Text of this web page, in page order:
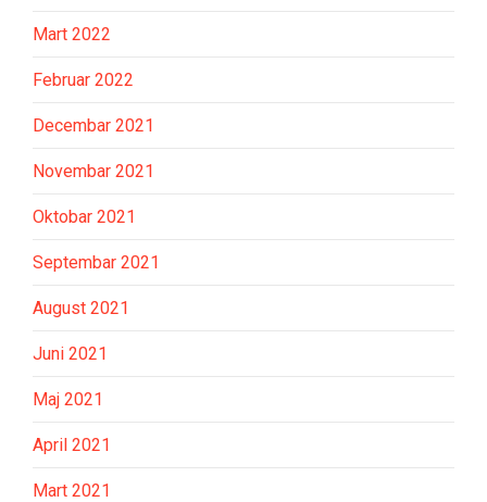
Mart 2022
Februar 2022
Decembar 2021
Novembar 2021
Oktobar 2021
Septembar 2021
August 2021
Juni 2021
Maj 2021
April 2021
Mart 2021